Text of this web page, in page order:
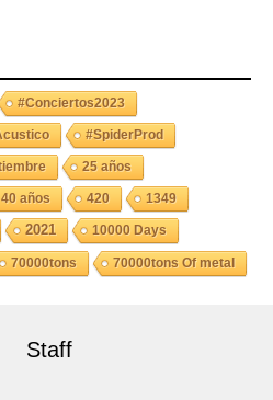
#Conciertos2023
#SpiderProd
25 años
40 años 420 1349
2021 10000 Days
70000tons 70000tons Of metal
Staff